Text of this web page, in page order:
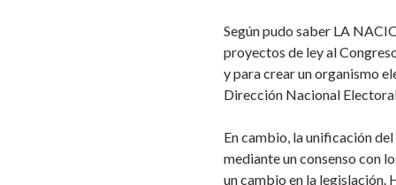
Según pudo saber LA
proyectos de ley al
y para crear un organismo
Dirección Nacional
En cambio, la unificación
mediante un consenso con
un cambio en la legislación.